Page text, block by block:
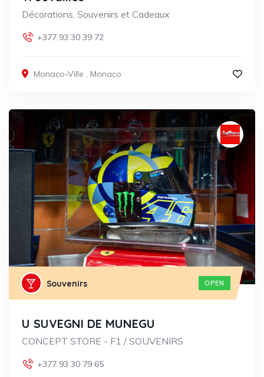
Décorations, Souvenirs et Cadeaux
+377 93 30 39 72
Monaco-Ville , Monaco
Souvenirs OPEN
U SUVEGNI DE MUNEGU
CONCEPT STORE - F1 / SOUVENIRS
+377 93 30 79 65